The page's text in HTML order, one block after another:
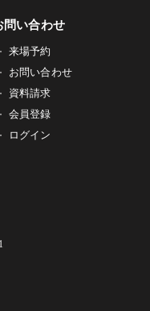
問い合わせ
来場予約
お問い合わせ
資料請求
会員登録
ログイン